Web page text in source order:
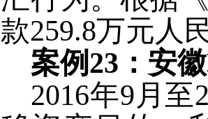
款259.8万元人
案例23 ：安
2016年9 月至